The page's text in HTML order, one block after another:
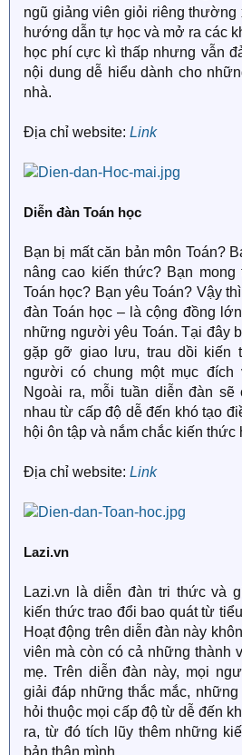
ngũ giảng viên giỏi riêng thường
hướng dẫn tự học và mở ra các
học phí cực kì thấp nhưng vẫn
nội dung dễ hiểu dành cho
nhà.
Địa chỉ website: Link
Diễn đàn Toán học
Bạn bị mất căn bản môn Toán?
nâng cao kiến thức? Bạn mong
Toán học? Bạn yêu Toán? Vậy
đàn Toán học – là cộng đồng
những người yêu Toán. Tại đây
gặp gỡ giao lưu, trau dồi kiến
người có chung một mục đích
Ngoài ra, mỗi tuần diễn đàn
nhau từ cấp độ dễ đến khó tạo
hội ôn tập và nắm chắc kiến thức
Địa chỉ website: Link
Lazi.vn
Lazi.vn là diễn đàn tri thức và
kiến thức trao đổi bao quát từ
Hoạt động trên diễn đàn này
viên mà còn có cả những thành
mẹ. Trên diễn đàn này, mọi
giải đáp những thắc mắc,
hỏi thuộc mọi cấp độ từ dễ đến
ra, từ đó tích lũy thêm những
bản thân mình.